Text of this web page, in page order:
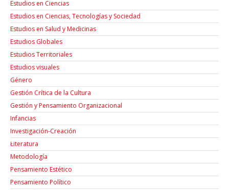
Estudios en Ciencias
Estudios en Ciencias, Tecnologías y Sociedad
Estudios en Salud y Medicinas
Estudios Globales
Estudios Territoriales
Estudios visuales
Género
Gestión Crítica de la Cultura
Gestión y Pensamiento Organizacional
Infancias
Investigación-Creación
Łiteratura
Metodología
Pensamiento Estético
Pensamiento Político